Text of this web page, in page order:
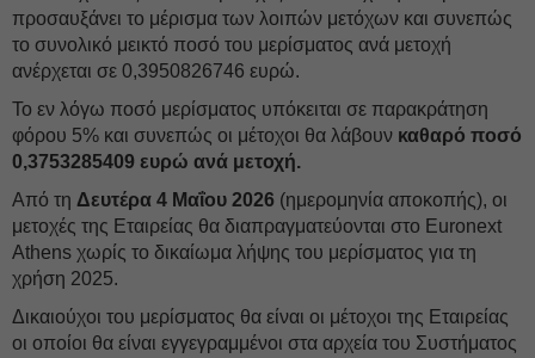
προσαυξάνει το μέρισμα των λοιπών μετόχων και συνεπώς
το συνολικό μεικτό ποσό του μερίσματος ανά μετοχή
ανέρχεται σε 0,3950826746 ευρώ.
Το εν λόγω ποσό μερίσματος υπόκειται σε παρακράτηση
φόρου 5% και συνεπώς οι μέτοχοι θα λάβουν καθαρό ποσό
0,3753285409 ευρώ ανά μετοχή.
Από τη Δευτέρα 4 Μαΐου 2026 (ημερομηνία αποκοπής), οι
μετοχές της Εταιρείας θα διαπραγματεύονται στο Euronext
Athens χωρίς το δικαίωμα λήψης του μερίσματος για τη
χρήση 2025.
Δικαιούχοι του μερίσματος θα είναι οι μέτοχοι της Εταιρείας
οι οποίοι θα είναι εγγεγραμμένοι στα αρχεία του Συστήματος